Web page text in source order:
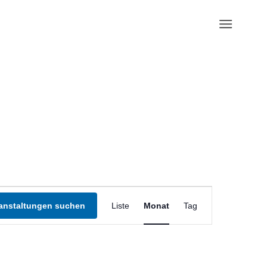
suchen
Navigation
Liste Monat Tag